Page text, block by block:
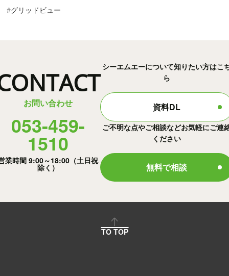
グリッドビュー
お問い合わせ
053-459-
1510
業時間 9:00～18:00（土日祝
除く）
シーエムエーについて知りたい方はこ
ら
資料DL
ご不明な点やご相談などお気軽にご連
ください
無料で相談
TO TOP